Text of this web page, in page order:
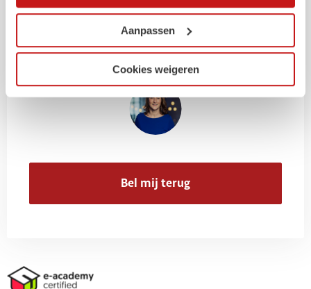
onze website kunt u uw toestemming op elk moment
Aanpassen
Cookies weigeren
Marieke van Heek
Bel mij terug